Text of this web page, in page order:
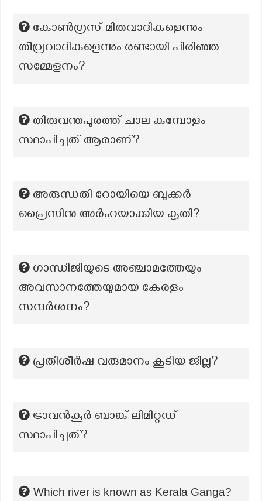
കോൺഗ്രസ് മിതവാദികളെന്നും
തീവ്രവാദികളെന്നും രണ്ടായി പിരിഞ്ഞ
സമ്മേളനം?
തിരുവന്തപുരത്ത് ചാല കമ്പോളം
സ്ഥാപിച്ചത് ആരാണ്?
അരുന്ധതി റോയിയെ ബുക്കര്‍
പ്രൈസിനു അര്‍ഹയാക്കിയ കൃതി?
ഗാന്ധിജിയുടെ അഞ്ചാമത്തേയും
അവസാനത്തേയുമായ കേരളം
സന്ദർശനം?
പ്രതിശീർഷ വരുമാനം കൂടിയ ജില്ല?
ട്രാവൻകൂർ ബാങ്ക് ലിമിറ്റഡ്
സ്ഥാപിച്ചത്?
Which river is known as Kerala Ganga?